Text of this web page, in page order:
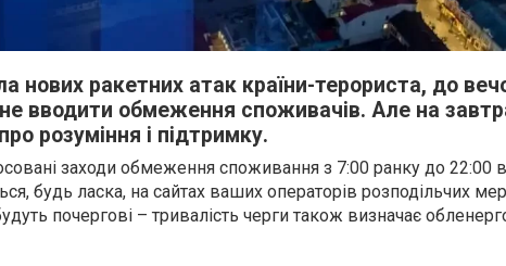
нових ракетних атак країни-терориста, до
вводити обмеження споживачів. Але на
розуміння і підтримку.
заходи обмеження споживання з 7:00 ранку до 22:00
будь ласка, на сайтах ваших операторів розподільчих
почергові – тривалість черги також визначає